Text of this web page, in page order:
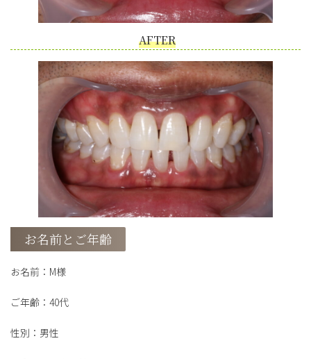
AFTER
お名前とご年齢
お名前：M様
ご年齢：40代
性別：男性